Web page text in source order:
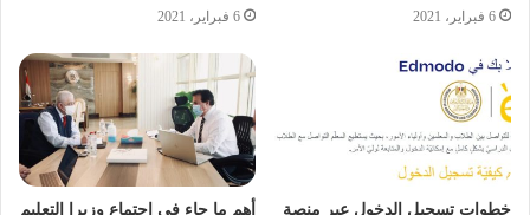
6 فبراير، 2021 6 فبراير، 2021
خطوات تسجيل الدخول عبر منصة
أهم ما جاء في اجتماع وزيرا التعليم